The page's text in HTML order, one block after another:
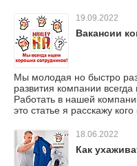
19.09.2022
Вакансии
Мы молодая но быстро
развития компании
Работать в нашей
это статье я расскажу
18.06.2022
Как